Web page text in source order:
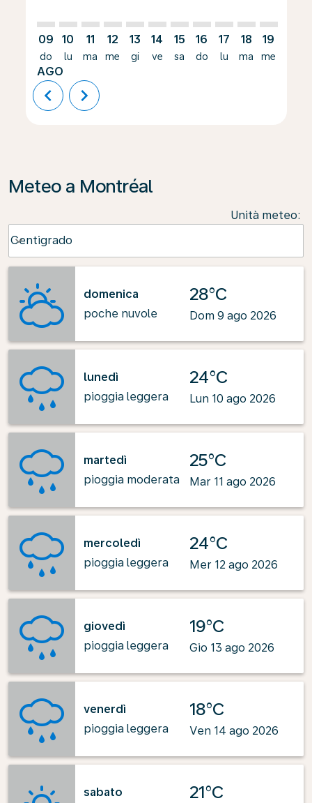
09
do
AGO
10
lu
11
ma
12
me
13
gi
14
ve
15
sa
16
do
17
lu
18
ma
19
me
chevron_left chevron_right
Meteo a Montréal
Unità meteo:
Centigrado
keyboard_arrow_down
domenica
poche nuvole
28°C
Dom 9 ago 2026
lunedì
pioggia leggera
24°C
Lun 10 ago 2026
martedì
pioggia moderata
25°C
Mar 11 ago 2026
mercoledì
pioggia leggera
24°C
Mer 12 ago 2026
giovedì
pioggia leggera
19°C
Gio 13 ago 2026
venerdì
pioggia leggera
18°C
Ven 14 ago 2026
sabato
21°C